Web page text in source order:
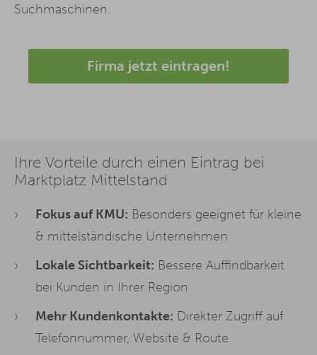
Suchmaschinen.
Firma jetzt eintragen!
Ihre Vorteile durch einen Eintrag bei
Marktplatz Mittelstand
Fokus auf KMU: Besonders geeignet für kleine
& mittelständische Unternehmen
Lokale Sichtbarkeit: Bessere Auffindbarkeit
bei Kunden in Ihrer Region
Mehr Kundenkontakte: Direkter Zugriff auf
Telefonnummer, Website & Route